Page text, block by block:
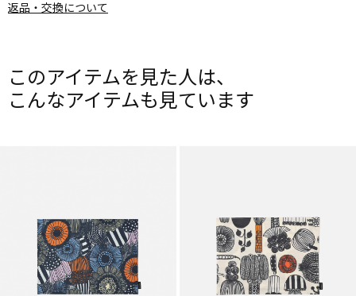
返品・交換について
このアイテムを見た人は、
こんなアイテムも見ています